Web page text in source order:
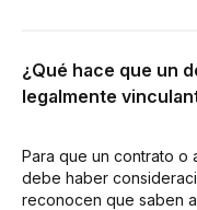
¿Qué hace que un
legalmente
Para que un contrato o
debe haber
reconocen que saben